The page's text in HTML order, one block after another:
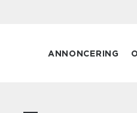
ANNONCERING